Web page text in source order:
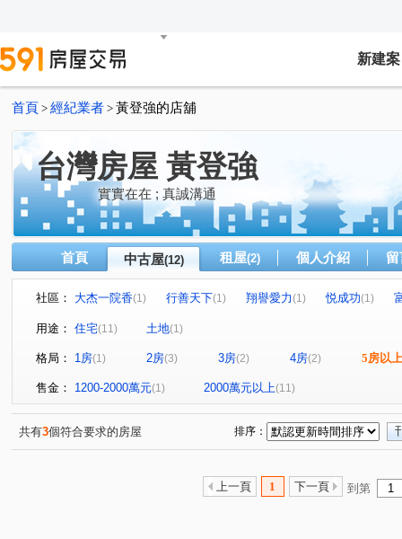
新建案
首頁 > 經紀業者 > 黃登強的店舖
台灣房屋 黃登強
實實在在 ; 真誠溝通
首頁 中古屋(12) 租屋(2) 個人介紹
社區： 大杰一院香(1) 行善天下(1) 翔譽愛力(1) 悦成功(1)
湖綠歐清泉
康樂街
研究院路二段 (1) 康寧路三段(1) 南京東路六
用途： 住宅(11) 土地(1)
格局： 1房(1) 2房(3) 3房(2) 4房(2) 5房以上
售金： 1200-2000萬元(1) 2000萬元以上(11)
共有3個符合要求的房屋 排序：
上一頁 1 下一頁 到第